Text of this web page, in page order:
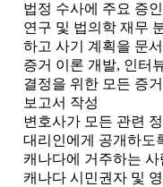
법정 수사에 주요 증
연구 및 법의학 재무
하고 사기 계획을 문
증거 이론 개발, 인터
결정을 위한 모든 증
보고서 작성
변호사가 모든 관련
대리인에게 공개하도
캐나다에 거주하는
캐나다 시민권자 및